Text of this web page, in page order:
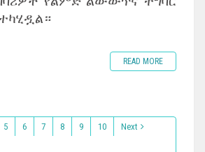
READ MORE
5 6 7 8 9 10
Next